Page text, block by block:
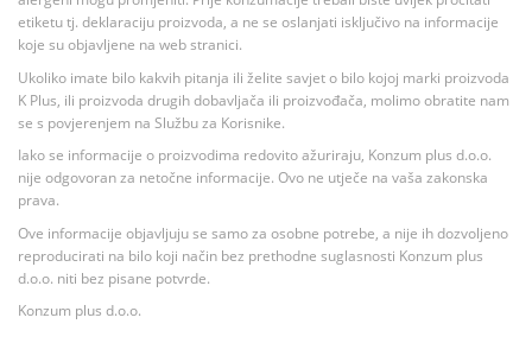
etiketu tj. deklaraciju proizvoda, a ne se oslanjati isključivo na informacije
koje su objavljene na web stranici.
Ukoliko imate bilo kakvih pitanja ili želite savjet o bilo kojoj marki proizvoda
K Plus, ili proizvoda drugih dobavljača ili proizvođača, molimo obratite nam
se s povjerenjem na Službu za Korisnike.
Iako se informacije o proizvodima redovito ažuriraju, Konzum plus d.o.o.
nije odgovoran za netočne informacije. Ovo ne utječe na vaša zakonska
prava.
Ove informacije objavljuju se samo za osobne potrebe, a nije ih dozvoljeno
reproducirati na bilo koji način bez prethodne suglasnosti Konzum plus
d.o.o. niti bez pisane potvrde.
Konzum plus d.o.o.